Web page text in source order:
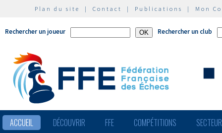
Plan du site | Contact | Publications | Mon
Rechercher un joueur Rechercher un club
ACCUEIL DÉCOUVRIR FFE COMPÉTITIONS